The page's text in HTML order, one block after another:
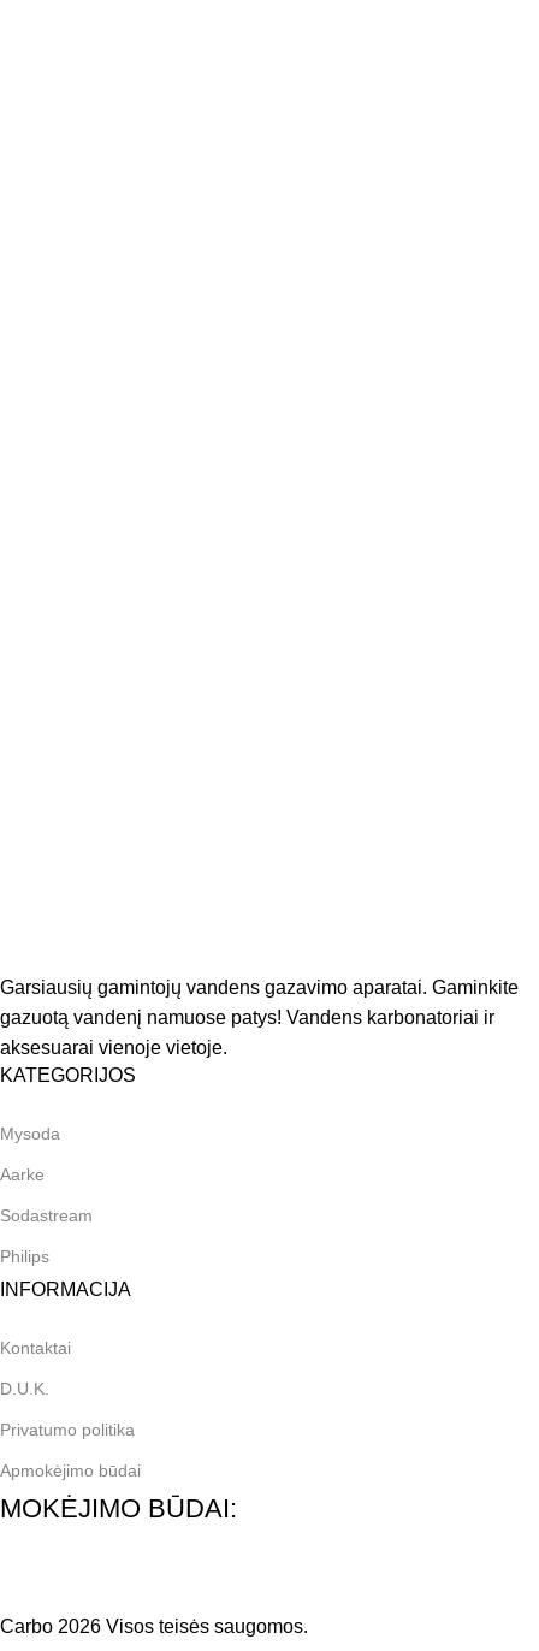
Garsiausių gamintojų vandens gazavimo aparatai. Gaminkite
gazuotą vandenį namuose patys! Vandens karbonatoriai ir
aksesuarai vienoje vietoje.
KATEGORIJOS
Mysoda
Aarke
Sodastream
Philips
INFORMACIJA
Kontaktai
D.U.K.
Privatumo politika
Apmokėjimo būdai
MOKĖJIMO BŪDAI:
Carbo 2026 Visos teisės saugomos.